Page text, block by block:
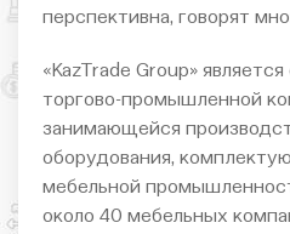
перспективна, говорят
«KazTrade Group»
торгово-промышленной
занимающейся
оборудования,
мебельной
около 40 мебельных